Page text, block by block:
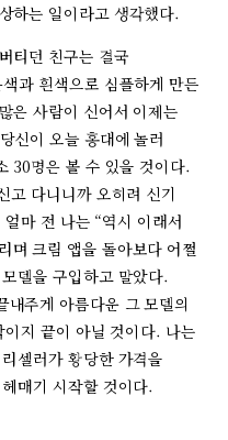
하는 일이라고 생각했다.
티던 친구는 결국
과 흰색으로 심플하게 만든
은 사람이 신어서 이제는
신이 오늘 홍대에 놀러
30명은 볼 수 있을 것이다.
고 다니니까 오히려 신기
마 전 나는 “역시 이래서
며 크림 앱을 돌아보다 어쩔
델을 구입하고 말았다.
주게 아름다운 그 모델의
지 끝이 아닐 것이다. 나는
셀러가 황당한 가격을
매기 시작할 것이다.